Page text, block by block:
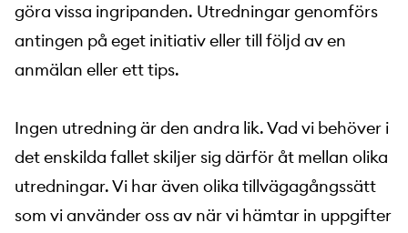
göra vissa ingripanden. Utredningar genomförs
antingen på eget initiativ eller till följd av en
anmälan eller ett tips.
Ingen utredning är den andra lik. Vad vi behöver i
det enskilda fallet skiljer sig därför åt mellan olika
utredningar. Vi har även olika tillvägagångssätt
som vi använder oss av när vi hämtar in uppgifter